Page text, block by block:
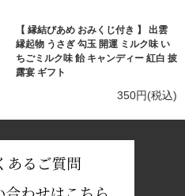
【 縁結びあめ おみくじ付き 】 出雲
縁起物 うさぎ 勾玉 開運 ミルク味 い
ちごミルク味 飴 キャンディー 紅白 披
露宴 ギフト
350円(税込)